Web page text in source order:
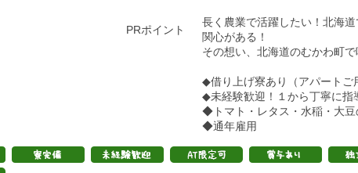
PRポイント
長く農業で活躍したい！北海
関心がある！
その想い、北海道のむかわ町で
◆借り上げ寮あり（アパートご
◆未経験歓迎！１から丁寧に指
◆トマト・レタス・水稲・大豆
◆通年雇用